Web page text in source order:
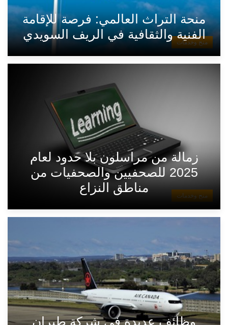
منح وخدمات
منحة التراث العالمي: فرصة للإقامة
الفنية والثقافية في الريف السويدي
منح وخدمات
زمالة من مراسلون بلا حدود لعام
2025 للصحفيين والصحفيات من
مناطق النزاع
وظائف عديدة في شركة طيران